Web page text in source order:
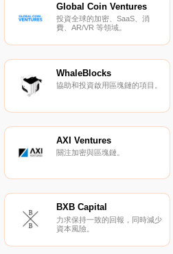
Global Coin Ventures
投資全球的加密、SaaS、消
費、AR/VR 等領域。
WhaleBlocks
協助和投資啟用區塊鏈的項目。
AXI Ventures
關注加密與區塊鏈。
BXB Capital
力求保持一致的回報，同時減少
資本風險。